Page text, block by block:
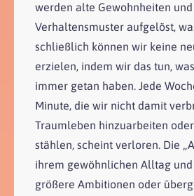
werden alte Gewohnheiten und
Verhaltensmuster aufgelöst,
schließlich können wir keine
erzielen, indem wir das tun,
immer getan haben. Jede
Minute, die wir nicht damit
Traumleben hinzuarbeiten
stählen, scheint verloren. Die
ihrem gewöhnlichen Alltag
größere Ambitionen oder